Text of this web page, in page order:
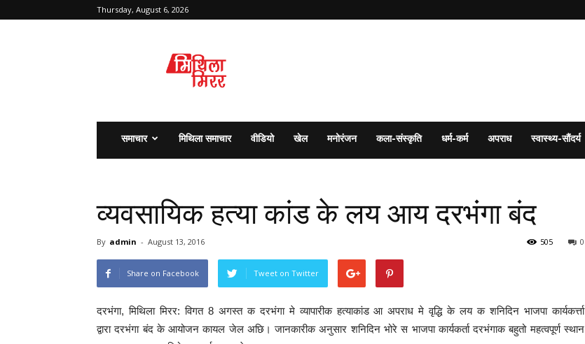
Thursday, August 6, 2026
समाचार मिथिला समाचार वीडियो खेल मनोरंजन कला-संस्कृति धर्म-कर्म अपराध स्वास्थ्य-सौंदर्य
व्यवसायिक हत्या कांड के लय आय दरभंगा बंद
By admin - August 13, 2016 0
505
Share on Facebook Tweet on Twitter
दरभंगा, मिथिला मिरर: विगत 8 अगस्त क दरभंगा मे व्यापारीक हत्याकांड आ अपराध मे वृद्धि के लय क शनिदिन भाजपा कार्यकर्त्ता
द्वारा दरभंगा बंद के आयोजन कायल जेल अछि। जानकारीक अनुसार शनिदिन भोरे स भाजपा कार्यकर्ता दरभंगाक बहुतो महत्वपूर्ण स्थान